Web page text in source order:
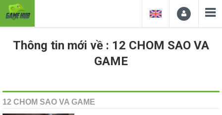
Thông tin mới về : 12 CHOM SAO VA
GAME
12 CHOM SAO VA GAME